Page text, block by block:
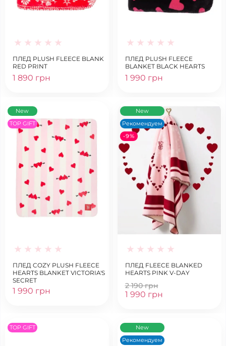
ПЛЕД PLUSH FLEECE BLANK
RED PRINT
1 890 грн
ПЛЕД PLUSH FLEECE
BLANKET BLACK HEARTS
1 990 грн
New
TOP GIFT
ПЛЕД COZY PLUSH FLEECE
HEARTS BLANKET VICTORIA'S
SECRET
1 990 грн
New
Рекомендуем
-9%
ПЛЕД FLEECE BLANKED
HEARTS PINK V-DAY
2 190 грн
1 990 грн
TOP GIFT
New
Рекомендуем